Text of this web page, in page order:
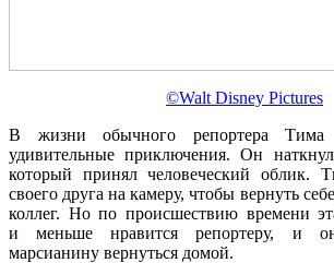
©Walt Disney Pictures
В жизни обычного репортера Тима
удивительные приключения. Он
который принял человеческий облик.
своего друга на камеру, чтобы вернуть
коллег. Но по происшествию времени
и меньше нравится репортеру, и
марсианину вернуться домой.